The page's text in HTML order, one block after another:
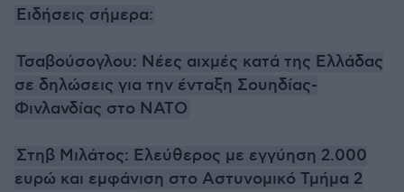
Ειδήσεις σήμερα:
Τσαβούσογλου: Νέες αιχμές κατά της Ελλάδας
σε δηλώσεις για την ένταξη Σουηδίας-
Φινλανδίας στο ΝΑΤΟ
Στηβ Μιλάτος: Ελεύθερος με εγγύηση 2.000
ευρώ και εμφάνιση στο Αστυνομικό Τμήμα 2